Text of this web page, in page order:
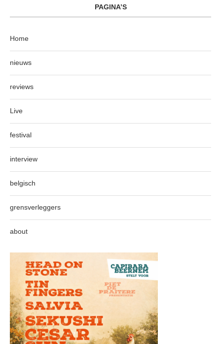
PAGINA’S
Home
nieuws
reviews
Live
festival
interview
belgisch
grensverleggers
about